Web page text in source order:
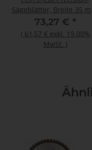
Sägeblätter, Breite 35
VE 5 St
73,27 € *
( 61,57 € exkl. 19.00%
MwSt. )